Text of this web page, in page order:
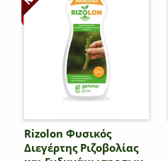
Rizolon Φυσικός
Διεγέρτης Ριζοβολίας